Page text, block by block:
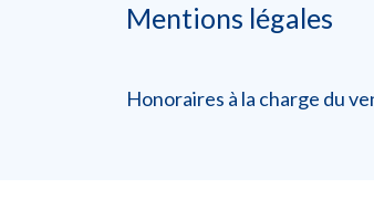
Mentions légales
Honoraires à la charge du